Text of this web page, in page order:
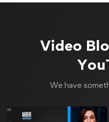
Video
We have